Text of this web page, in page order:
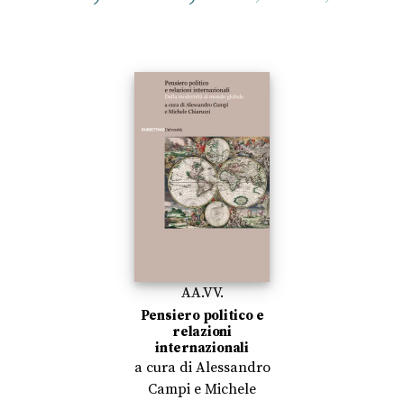
AA.VV.
Pensiero politico e
relazioni
internazionali
a cura di Alessandro
Campi e Michele